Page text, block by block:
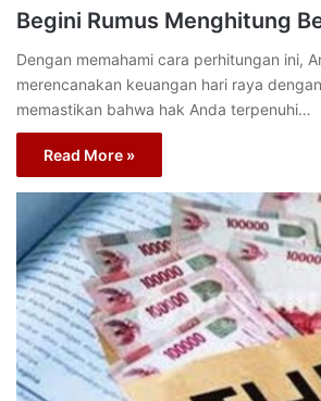
Begini Rumus Menghitung
Dengan memahami cara perhitungan ini,
merencanakan keuangan hari raya
memastikan bahwa hak Anda terpenuhi…
Read More »